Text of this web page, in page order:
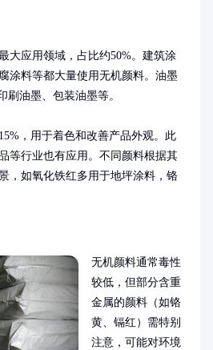
大应用领域，占比约50%。建筑涂
涂料等都大量使用无机颜料。油墨
刷油墨、包装油墨等。
，用于着色和改善产品外观。此
等行业也有应用。不同颜料根据其
，如氧化铁红多用于地坪涂料，铬
无机颜料通常毒性
较低，但部分含重
金属的颜料（如铬
黄、镉红）需特别
注意，可能对环境